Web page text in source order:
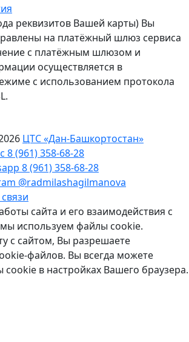
реквизитов Вашей карты) Вы
на платёжный шлюз сервиса
с платёжным шлюзом и
осуществляется в
с использованием протокола
ЦТС «Дан-Башкортостан»
(961) 358‑68‑28
8 (961) 358‑68‑28
@radmilashagilmanova
сайта и его взаимодействия с
используем файлы cookie.
с сайтом, Вы разрешаете
файлов. Вы всегда можете
в настройках Вашего браузера.